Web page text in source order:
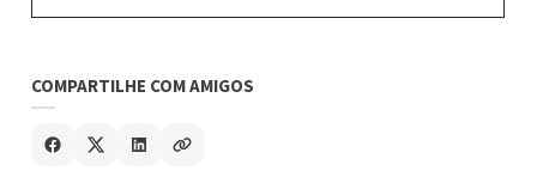
COMPARTILHE COM AMIGOS